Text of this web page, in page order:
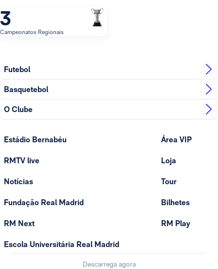
3
Campeonatos Regionais
Futebol
Basquetebol
O Clube
Estádio Bernabéu
RMTV live
Notícias
Fundação Real Madrid
RM Next
Escola Universitária Real Madrid
Área VIP
Loja
Tour
Bilhetes
RM Play
Descarrega agora